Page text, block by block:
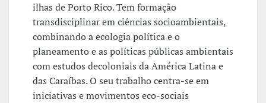
ilhas de Porto Rico. Tem formação
transdisciplinar em ciências socioambientais,
combinando a ecologia política e o
planeamento e as políticas públicas ambientais
com estudos decoloniais da América Latina e
das Caraíbas. O seu trabalho centra-se em
iniciativas e movimentos eco-sociais